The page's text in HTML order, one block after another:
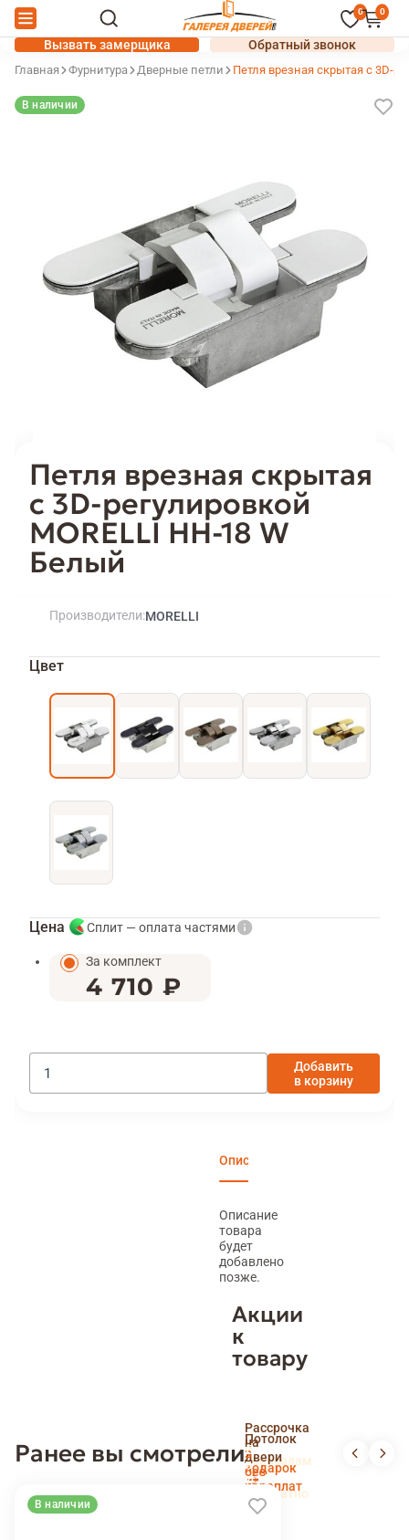
0 0
Вызвать замерщика Обратный звонок
Главная Фурнитура Дверные петли Петля врезная скрытая с 3D-
Петля врезная скрытая
с 3D-регулировкой
MORELLI HH-18 W
Белый
В наличии
Производители MORELLI
Цвет
Цена Сплит — оплата частями
За комплект
4 710 ₽
Добавить
в корзину
Описание
Описание
товара
будет
добавлено
позже.
Акции
к
товару
пенсионерам
и
новоселам
Рассрочка
на
двери
без
переплат
Потолок
в
подарок
Доставка
и
установка
беслпатно
Ранее вы смотрели
В наличии